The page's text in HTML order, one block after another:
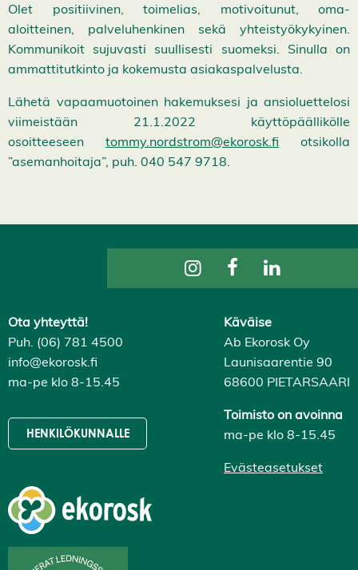
Olet positiivinen, toimelias, motivoitunut, oma-
aloitteinen, palveluhenkinen sekä yhteistyökykyinen.
Kommunikoit sujuvasti suullisesti suomeksi. Sinulla on
ammattitutkinto ja kokemusta asiakaspalvelusta.
Lähetä vapaamuotoinen hakemuksesi ja ansioluettelosi
viimeistään 21.1.2022 käyttöpäällikölle
osoitteeseen tommy.nordstrom@ekorosk.fi otsikolla
”asemanhoitaja”, puh. 040 547 9718.
Ota yhteyttä!
Puh. (06) 781 4500
info@ekorosk.fi
ma-pe klo 8-15.45
HENKILÖKUNNALLE
Käväise
Ab Ekorosk Oy
Launisaarentie 90
68600 PIETARSAARI
Toimisto on avoinna
ma-pe klo 8-15.45
Evästeasetukset